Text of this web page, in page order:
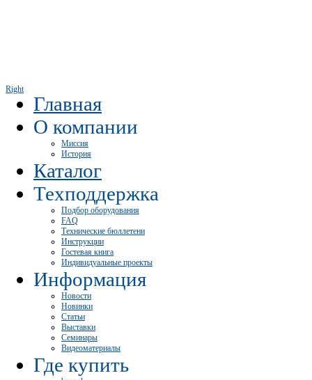
Right
Главная
О компании
Миссия
История
Каталог
Техподдержка
Подбор оборудования
FAQ
Технические бюллетени
Инструкции
Гостевая книга
Индивидуальные проекты
Информация
Новости
Новинки
Статьи
Выставки
Семинары
Видеоматериалы
Где купить